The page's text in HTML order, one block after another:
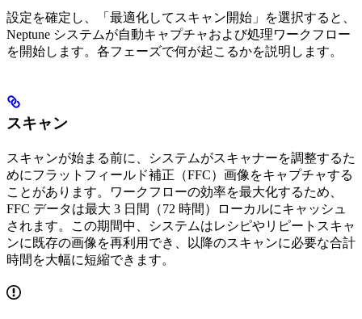
設定を確定し、「最適化してスキャン開始」を選択すると、
Neptune システムが自動キャプチャおよび処理ワークフロー
を開始します。各フェーズで何が起こるかを説明します。
スキャン
スキャンが始まる前に、システムがスキャナーを調整するた
めにフラットフィールド補正（FFC）画像をキャプチャする
ことがあります。ワークフローの効率を最大化するため、
FFC データは最大 3 日間（72 時間）ローカルにキャッシュ
されます。この期間中、システムはレシピやリピートスキャ
ンに既存の画像を再利用でき、以降のスキャンに必要な合計
時間を大幅に短縮できます。